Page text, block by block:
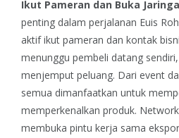
Ikut Pameran dan Buka
penting dalam perjalanan Euis
aktif ikut pameran dan kontak
menunggu pembeli datang
menjemput peluang. Dari event
semua dimanfaatkan untuk
memperkenalkan produk.
membuka pintu kerja sama